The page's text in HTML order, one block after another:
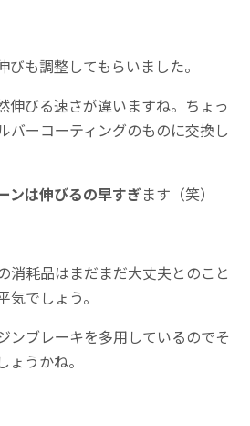
も調整してもらいました。
伸びる速さが違いますね。ちょっ
バーコーティングのものに交換し
ンは伸びるの早すぎます（笑）
消耗品はまだまだ大丈夫とのこと
でしょう。
ンブレーキを多用しているのでそ
うかね。